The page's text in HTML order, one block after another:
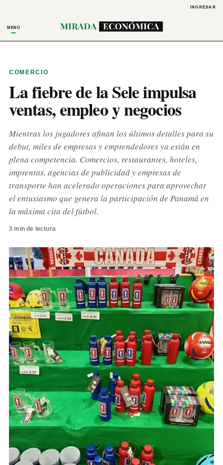
INGRESAR
MENÚ
COMERCIO
La fiebre de la Sele impulsa
ventas, empleo y negocios
Mientras los jugadores afinan los últimos detalles para su
debut, miles de empresas y emprendedores ya están en
plena competencia. Comercios, restaurantes, hoteles,
imprentas, agencias de publicidad y empresas de
transporte han acelerado operaciones para aprovechar
el entusiasmo que genera la participación de Panamá en
la máxima cita del fútbol.
3 min de lectura